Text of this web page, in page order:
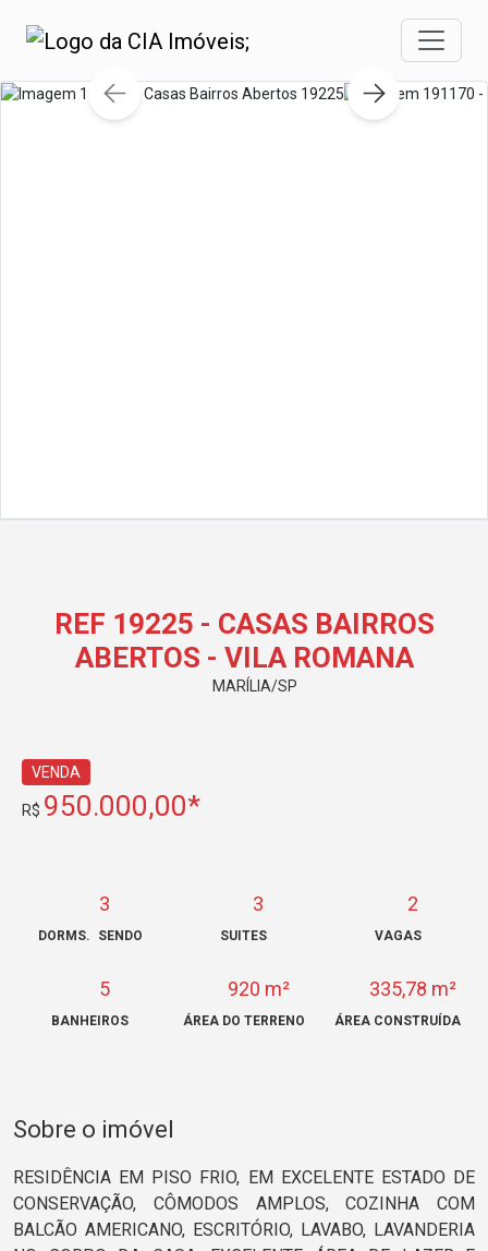
REF 19225 - CASAS BAIRROS
ABERTOS - VILA ROMANA
MARÍLIA/SP
VENDA
R$ 950.000,00*
3
DORMS. SENDO
3
SUITES
2
VAGAS
5
BANHEIROS
920 m²
ÁREA DO TERRENO
335,78 m²
ÁREA CONSTRUÍDA
Sobre o imóvel
RESIDÊNCIA EM PISO FRIO, EM EXCELENTE ESTADO DE
CONSERVAÇÃO, CÔMODOS AMPLOS, COZINHA COM
BALCÃO AMERICANO, ESCRITÓRIO, LAVABO, LAVANDERIA